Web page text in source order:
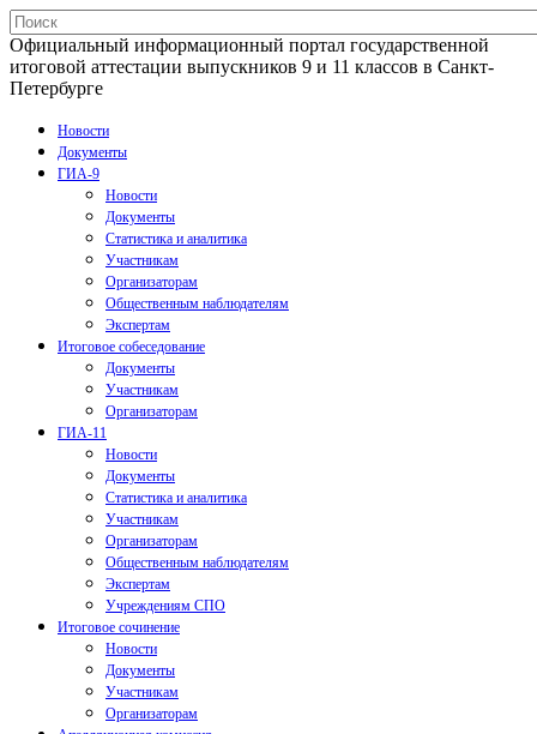
Официальный информационный портал государственной
итоговой аттестации выпускников 9 и 11 классов в Санкт-
Петербурге
Новости
Документы
ГИА-9
Новости
Документы
Статистика и аналитика
Участникам
Организаторам
Общественным наблюдателям
Экспертам
Итоговое собеседование
Документы
Участникам
Организаторам
ГИА-11
Новости
Документы
Статистика и аналитика
Участникам
Организаторам
Общественным наблюдателям
Экспертам
Учреждениям СПО
Итоговое сочинение
Новости
Документы
Участникам
Организаторам